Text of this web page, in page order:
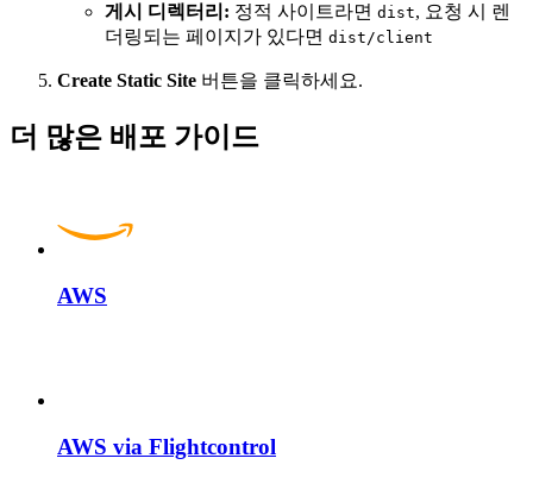
게시 디렉터리: 정적 사이트라면 dist, 요청 시 렌
더링되는 페이지가 있다면 dist/client
Create Static Site 버튼을 클릭하세요.
더 많은 배포 가이드
AWS
AWS via Flightcontrol